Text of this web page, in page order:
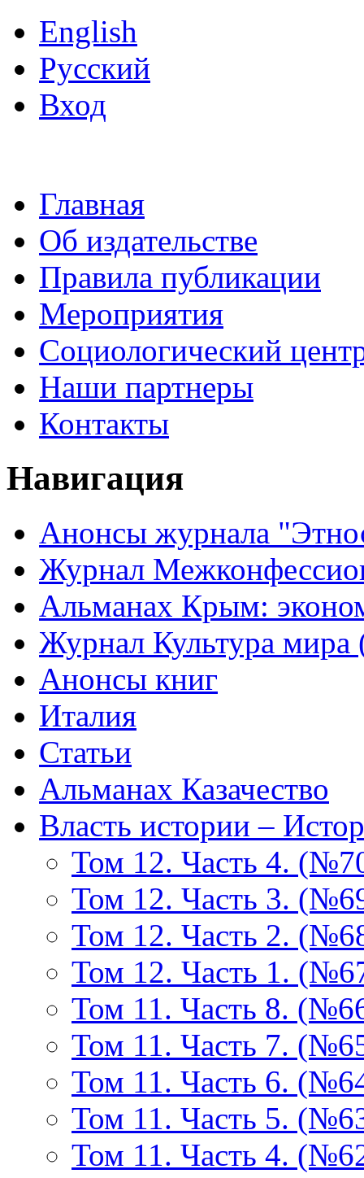
English
Русский
Вход
Главная
Об издательстве
Правила публикации
Мероприятия
Социологический
Наши партнеры
Контакты
Навигация
Анонсы журнала
Журнал
Альманах Крым:
Журнал Культура
Анонсы книг
Италия
Статьи
Альманах Казачество
Власть истории –
Том 12. Часть 4.
Том 12. Часть 3.
Том 12. Часть 2.
Том 12. Часть 1.
Том 11. Часть 8.
Том 11. Часть 7.
Том 11. Часть 6.
Том 11. Часть 5.
Том 11. Часть 4.